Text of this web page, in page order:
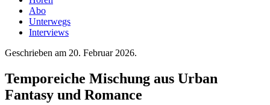
Abo
Unterwegs
Interviews
Geschrieben am 20. Februar 2026.
Temporeiche Mischung aus Urban
Fantasy und Romance